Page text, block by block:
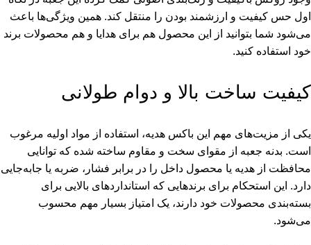
اول حس کیفیت و ارزشمند بودن را منتقل کند. همین ویژگی‌ها باعث
می‌شود شما بتوانید از این محصول هم برای هدایا و هم محصولات برند
خود استفاده کنید.
کیفیت ساخت بالا و دوام طولانی
یکی از مزیت‌های مهم این باکس هدیه، استفاده از مواد اولیه مرغوب
است. بدنه جعبه از مقوای سخت و مقاوم ساخته شده که توانایی
محافظت از هدیه یا محصول داخل را در برابر فشار، ضربه یا جابه‌جایی
دارد. این استحکام برای برندهایی که استانداردهای بالایی برای
بسته‌بندی محصولات خود دارند، یک امتیاز بسیار مهم محسوب
می‌شود.